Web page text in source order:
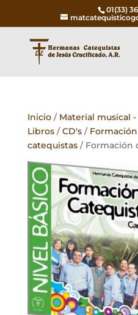
01(33)
Inicio/ Material musical -
Libros/CD's/
catequistas/ Formación